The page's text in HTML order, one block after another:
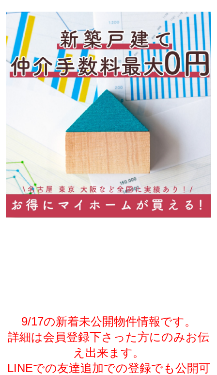
9/17の新着未公開物件情報です。
詳細は会員登録下さった方にのみお伝
え出来ます。
LINEでの友達追加での登録でも公開可